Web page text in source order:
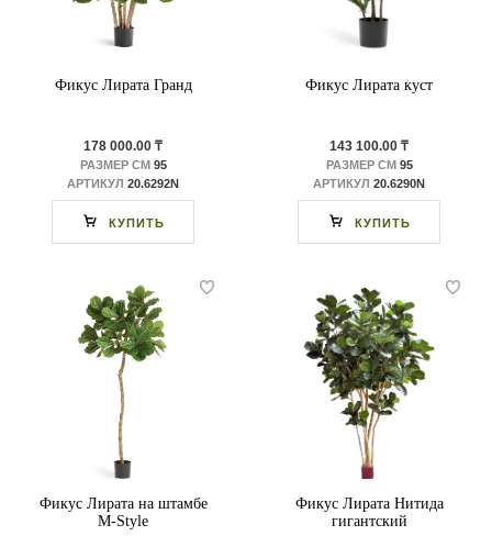
Фикус Лирата Гранд
178 000.00 ₸
РАЗМЕР СМ 95
АРТИКУЛ 20.6292N
КУПИТЬ
Фикус Лирата куст
143 100.00 ₸
РАЗМЕР СМ 95
АРТИКУЛ 20.6290N
КУПИТЬ
Фикус Лирата на штамбе
M-Style
Фикус Лирата Нитида
гигантский